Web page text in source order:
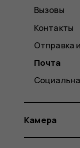
Вызовы
Контакты
Отправка
Почта
Камера